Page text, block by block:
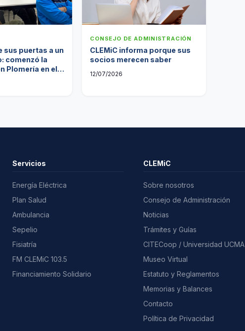
sus puertas a un
comenzó la
Plomería en el
CONSEJO DE ADMINISTRACIÓN
CLEMiC informa porque sus
socios merecen saber
12/07/2026
Servicios
Energía Eléctrica
Plan Salud
Ambulancia
Sepelio
Fisiatría
FM CLEMiC 103.5
Financiamiento Solidario
CLEMiC
Sobre nosotros
Consejo de Administración
Noticias
Trámites y Guías
CITECoop / Universidad UCMA
Museo Virtual
Estatuto y Reglamentos
Memorias y Balances
Contacto
Política de Privacidad